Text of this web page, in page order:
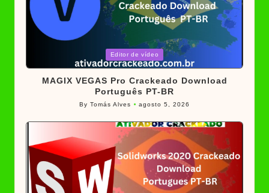
in
Editor de vídeo
MAGIX VEGAS Pro Crackeado Download
Português PT-BR
Posted
ByTomás Alves agosto 5, 2026